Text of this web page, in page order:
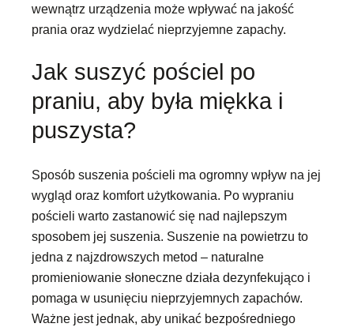
wewnątrz urządzenia może wpływać na jakość
prania oraz wydzielać nieprzyjemne zapachy.
Jak suszyć pościel po
praniu, aby była miękka i
puszysta?
Sposób suszenia pościeli ma ogromny wpływ na jej
wygląd oraz komfort użytkowania. Po wypraniu
pościeli warto zastanowić się nad najlepszym
sposobem jej suszenia. Suszenie na powietrzu to
jedna z najzdrowszych metod – naturalne
promieniowanie słoneczne działa dezynfekująco i
pomaga w usunięciu nieprzyjemnych zapachów.
Ważne jest jednak, aby unikać bezpośredniego